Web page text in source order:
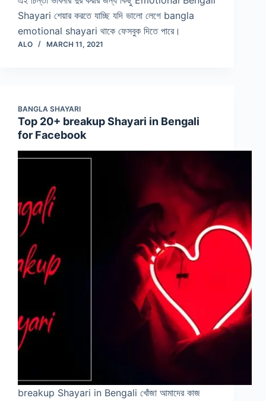
Shayari শেয়ার করতে যাচ্ছি যদি ভালো লেগে bangla
emotional shayari থাকে ফেসবুক দিতে পারে।
ALO MARCH 11, 2021
BANGLA SHAYARI
Top 20+ breakup Shayari in Bengali
for Facebook
breakup Shayari in Bengali খোঁজা আমাদের কাজ